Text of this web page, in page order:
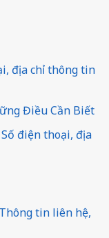
địa chỉ thông tin
Điều Cần Biết
Số điện thoại, địa
tin liên hệ,